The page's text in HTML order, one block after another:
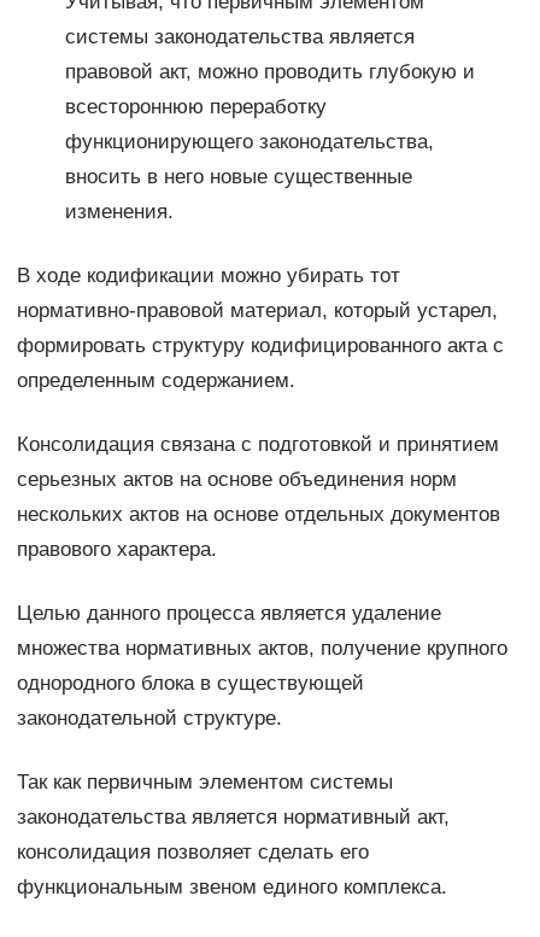
системы законодательства является
правовой акт, можно проводить глубокую и
всестороннюю переработку
функционирующего законодательства,
вносить в него новые существенные
изменения.
В ходе кодификации можно убирать тот
нормативно-правовой материал, который устарел,
формировать структуру кодифицированного акта с
определенным содержанием.
Консолидация связана с подготовкой и принятием
серьезных актов на основе объединения норм
нескольких актов на основе отдельных документов
правового характера.
Целью данного процесса является удаление
множества нормативных актов, получение крупного
однородного блока в существующей
законодательной структуре.
Так как первичным элементом системы
законодательства является нормативный акт,
консолидация позволяет сделать его
функциональным звеном единого комплекса.